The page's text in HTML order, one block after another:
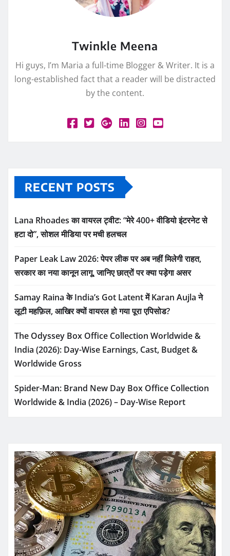
Twinkle Meena
Hi guys, I’m Maria a full-time Blogger & Writer. It is a
long-established fact that a reader will be distracted
by the content.
RECENT POSTS
Lana Rhoades का वायरल ट्वीट: “मेरे 400+ वीडियो इंटरनेट से
हटा दो”, सोशल मीडिया पर मची हलचल
Paper Leak Law 2026: पेपर लीक पर अब नहीं मिलेगी राहत,
सरकार का नया कानून लागू, जानिए छात्रों पर क्या पड़ेगा असर
Samay Raina के India’s Got Latent में Karan Aujla ने
लूटी महफ़िल, आखिर क्यों वायरल हो गया पूरा एपिसोड?
The Odyssey Box Office Collection Worldwide &
India (2026): Day-Wise Earnings, Cast, Budget &
Worldwide Gross
Spider-Man: Brand New Day Box Office Collection
Worldwide & India (2026) – Day-Wise Report